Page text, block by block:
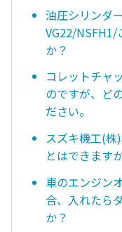
油圧シリンダ
VG22/NSFH1/
か？
コレットチャ
のですが、ど
ださい。
スズキ機工(株
とはできます
車のエンジン
合、入れたら
か？